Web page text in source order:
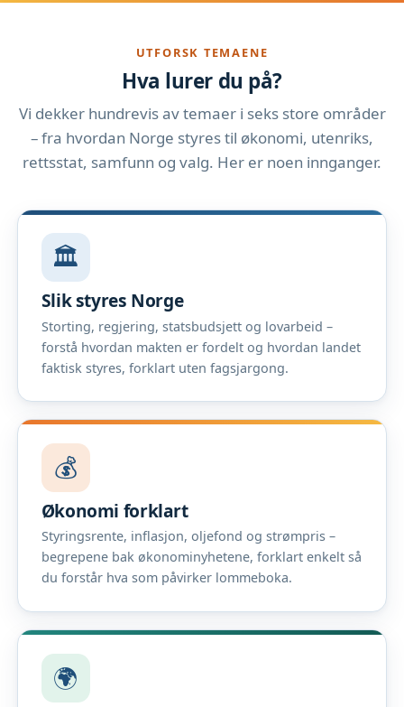
UTFORSK TEMAENE
Hva lurer du på?
Vi dekker hundrevis av temaer i seks store områder
– fra hvordan Norge styres til økonomi, utenriks,
rettsstat, samfunn og valg. Her er noen innganger.
🏛️
Slik styres Norge
Storting, regjering, statsbudsjett og lovarbeid –
forstå hvordan makten er fordelt og hvordan landet
faktisk styres, forklart uten fagsjargong.
💰
Økonomi forklart
Styringsrente, inflasjon, oljefond og strømpris –
begrepene bak økonominyhetene, forklart enkelt så
du forstår hva som påvirker lommeboka.
🌍